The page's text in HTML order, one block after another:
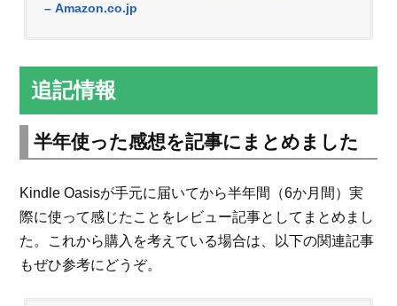
– Amazon.co.jp
追記情報
半年使った感想を記事にまとめました
Kindle Oasisが手元に届いてから半年間（6か月間）実
際に使って感じたことをレビュー記事としてまとめまし
た。これから購入を考えている場合は、以下の関連記事
もぜひ参考にどうぞ。